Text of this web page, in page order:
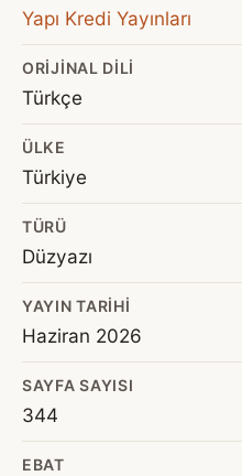
Yapı Kredi Yayınları
ORIJINAL DILI
Türkçe
ÜLKE
Türkiye
TÜRÜ
Düzyazı
YAYIN TARIHI
Haziran 2026
SAYFA SAYISI
344
EBAT